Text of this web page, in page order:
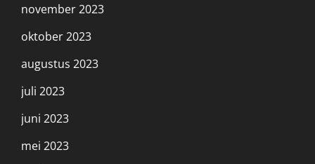
november 2023
oktober 2023
augustus 2023
juli 2023
juni 2023
mei 2023